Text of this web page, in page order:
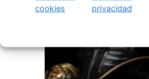
cookies
privacidad